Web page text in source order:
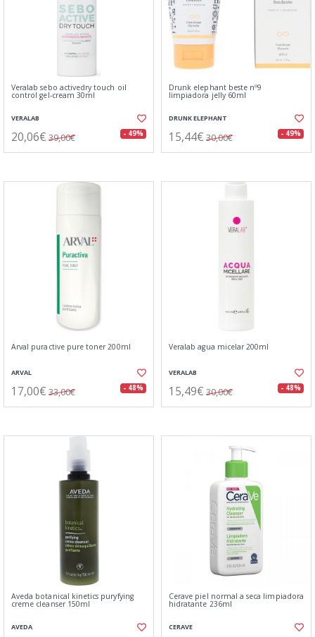
Veralab sebo activedry touch oil
control gel-cream 30ml
VERALAB
20,06€ 39,00€ - 49%
Drunk elephant beste nº9
limpiadora jelly 60ml
DRUNK ELEPHANT
15,44€ 30,00€ - 49%
Arval puractive pure toner 200ml
ARVAL
17,00€ 33,00€ - 48%
Veralab agua micelar 200ml
VERALAB
15,49€ 30,00€ - 48%
Aveda botanical kinetics puryfying
creme cleanser 150ml
AVEDA
Cerave piel normal a seca limpiadora
hidratante 236ml
CERAVE